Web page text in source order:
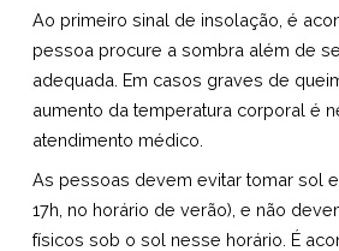
Ao primeiro sinal de insolação, é
pessoa procure a sombra além de
adequada. Em casos graves de
aumento da temperatura corporal é
atendimento médico.
As pessoas devem evitar tomar sol
17h, no horário de verão), e não
físicos sob o sol nesse horário. É